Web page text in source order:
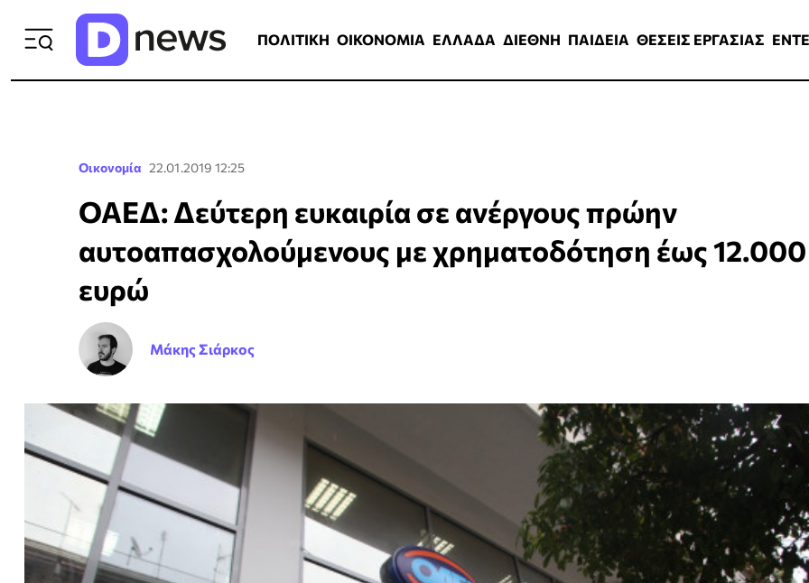
ΠΟΛΙΤΙΚΗ ΟΙΚΟΝΟΜΙΑ ΕΛΛΑΔΑ ΔΙΕΘΝΗ ΠΑΙΔΕΙΑ ΘΕΣΕΙΣ ΕΡΓΑΣΙΑΣ
Οικονομία 22.01.2019 12:25
ΟΑΕΔ: Δεύτερη ευκαιρία σε ανέργους πρώην
αυτοαπασχολούμενους με χρηματοδότηση έως 12.000
ευρώ
Μάκης Σιάρκος